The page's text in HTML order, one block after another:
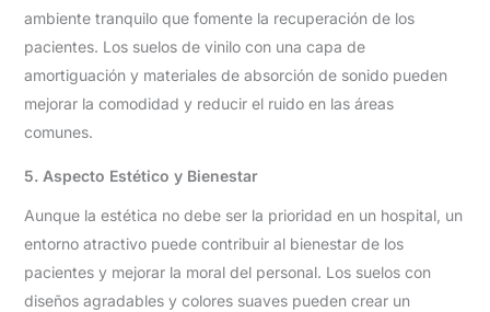
ambiente tranquilo que fomente la recuperación de los
pacientes. Los suelos de vinilo con una capa de
amortiguación y materiales de absorción de sonido pueden
mejorar la comodidad y reducir el ruido en las áreas
comunes.
5. Aspecto Estético y Bienestar
Aunque la estética no debe ser la prioridad en un hospital, un
entorno atractivo puede contribuir al bienestar de los
pacientes y mejorar la moral del personal. Los suelos con
diseños agradables y colores suaves pueden crear un